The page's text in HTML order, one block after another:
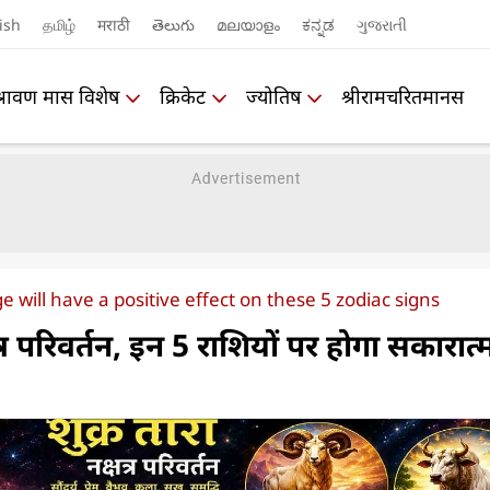
தமிழ் मराठी తెలుగు മലയാളം ಕನ್ನಡ ગુજરાતી
मास विशेष क्रिकेट ज्योतिष श्रीरामचरितमानस
will have a positive effect on these 5 zodiac signs
परिवर्तन, इन 5 राशियों पर होगा